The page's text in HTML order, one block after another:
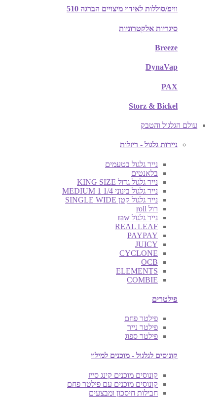
וויפ/סוללות לאידוי מיצויים הברגה 510
סיגריות אלקטרוניות
Breeze
DynaVap
PAX
Storz & Bickel
עולם הגלגול והטבק
ניירות גלגול - ריזלות
נייר גלגול בטעמים
בלאנטים
נייר גלגול גדול KING SIZE
נייר גלגול בינוני MEDIUM 1 1/4
נייר גלגול קטן SINGLE WIDE
רול roll
נייר גלגול raw
REAL LEAF
PAYPAY
JUICY
CYCLONE
OCB
ELEMENTS
COMBIE
פילטרים
פילטר פחם
פילטר נייר
פילטר ספוג
קונוסים לגלגול - מוכנים למילוי
קונוסים מוכנים קינג סייז
קונוסים מוכנים עם פילטר פחם
חבילות חיסכון ומבצעים